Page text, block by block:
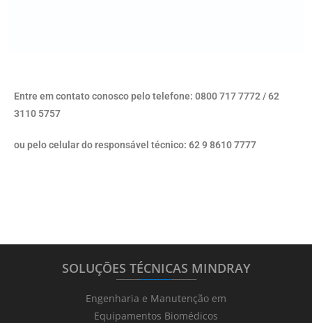
Entre em contato conosco pelo telefone: 0800 717 7772 / 62
3110 5757
ou pelo celular do responsável técnico: 62 9 8610 7777
SOLUÇÕES TÉCNICAS MINDRAY
_______________________
Engenharia e Manutenção em
Equipamentos Biomédicos